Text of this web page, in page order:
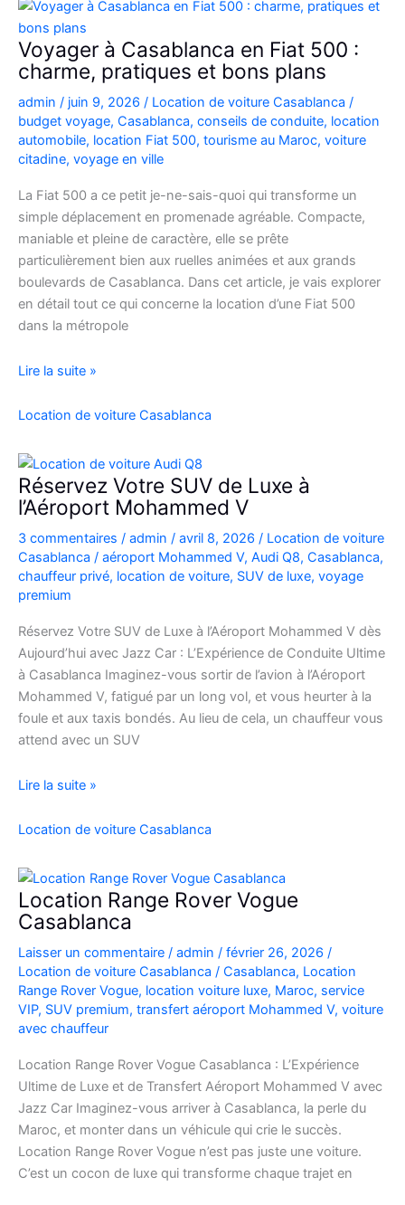
Picanto
à
Casablanca
vos
déplacements
Voyager à Casablanca en Fiat 500 :
charme, pratiques et bons plans
admin / juin 9, 2026 / Location de voiture Casablanca /
budget voyage, Casablanca, conseils de conduite, location
automobile, location Fiat 500, tourisme au Maroc, voiture
citadine, voyage en ville
La Fiat 500 a ce petit je-ne-sais-quoi qui transforme un
simple déplacement en promenade agréable. Compacte,
maniable et pleine de caractère, elle se prête
particulièrement bien aux ruelles animées et aux grands
boulevards de Casablanca. Dans cet article, je vais explorer
en détail tout ce qui concerne la location d’une Fiat 500
dans la métropole
Voyager
Casablanca
Fiat
500
:
pratiques
et
bons
Lire la suite »
Location de voiture Casablanca
Réservez Votre SUV de Luxe à
l’Aéroport Mohammed V
3 commentaires / admin / avril 8, 2026 / Location de voiture
Casablanca / aéroport Mohammed V, Audi Q8, Casablanca,
chauffeur privé, location de voiture, SUV de luxe, voyage
premium
Réservez Votre SUV de Luxe à l’Aéroport Mohammed V dès
Aujourd’hui avec Jazz Car : L’Expérience de Conduite Ultime
à Casablanca Imaginez-vous sortir de l’avion à l’Aéroport
Mohammed V, fatigué par un long vol, et vous heurter à la
foule et aux taxis bondés. Au lieu de cela, un chauffeur vous
attend avec un SUV
Réservez
SUV
Luxe
à
l’Aéroport
V
Lire la suite »
Location de voiture Casablanca
Location Range Rover Vogue
Casablanca
Laisser un commentaire / admin / février 26, 2026 /
Location de voiture Casablanca / Casablanca, Location
Range Rover Vogue, location voiture luxe, Maroc, service
VIP, SUV premium, transfert aéroport Mohammed V, voiture
avec chauffeur
Location Range Rover Vogue Casablanca : L’Expérience
Ultime de Luxe et de Transfert Aéroport Mohammed V avec
Jazz Car Imaginez-vous arriver à Casablanca, la perle du
Maroc, et monter dans un véhicule qui crie le succès.
Location Range Rover Vogue n’est pas juste une voiture.
C’est un cocon de luxe qui transforme chaque trajet en